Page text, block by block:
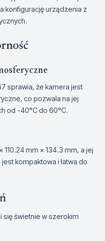
konfigurację urządzenia z
sprawia, że kamera jest
co pozwala na jej
od -40°C do 60°C.
mm × 134.3 mm, a jej
kompaktowa i łatwa do
się świetnie w szerokim